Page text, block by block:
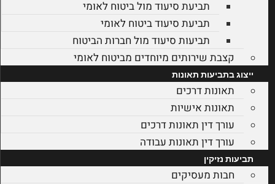
תביעת סיעוד מול ביטוח לאומי
תביעת סיעוד ביטוח לאומי
תביעות סיעוד מול חברות הביטוח
קצבת שירותים מיוחדים מביטוח לאומי
ייצוג בתביעות תאונות
תאונות דרכים
תאונות אישיות
עורך דין תאונות דרכים
עורך דין תאונות עבודה
תביעות נזיקין
חבות מעסיקים